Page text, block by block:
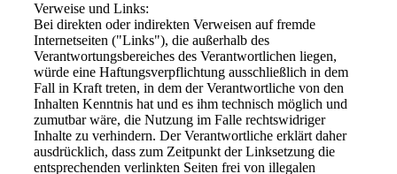
Verweise und Links:
Bei direkten oder indirekten Verweisen auf fremde
Internetseiten ("Links"), die außerhalb des
Verantwortungsbereiches des Verantwortlichen liegen,
würde eine Haftungsverpflichtung ausschließlich in dem
Fall in Kraft treten, in dem der Verantwortliche von den
Inhalten Kenntnis hat und es ihm technisch möglich und
zumutbar wäre, die Nutzung im Falle rechtswidriger
Inhalte zu verhindern. Der Verantwortliche erklärt daher
ausdrücklich, dass zum Zeitpunkt der Linksetzung die
entsprechenden verlinkten Seiten frei von illegalen